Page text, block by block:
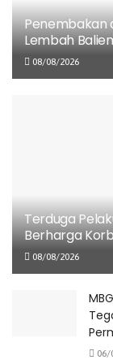
Penembakan
Lembah
08/08/2026
Terduga
Berharga
08/08/2026
06/